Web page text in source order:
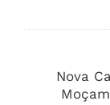
Nova